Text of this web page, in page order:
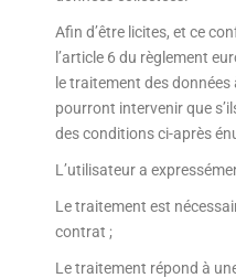
Afin d’être licites, et ce
l’article 6 du règlement
le traitement des
pourront intervenir que
des conditions ci-après
L’utilisateur a
Le traitement est
contrat ;
Le traitement répond à